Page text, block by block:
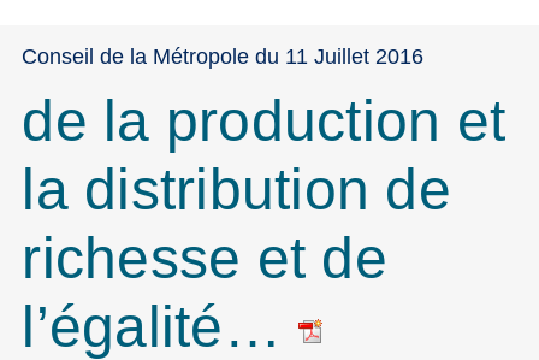
Conseil de la Métropole du 11 Juillet 2016
de la production et
la distribution de
richesse et de
l’égalité…